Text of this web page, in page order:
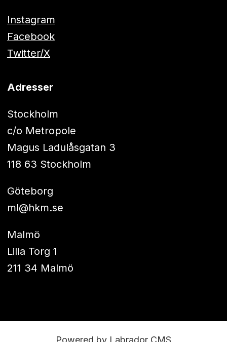
Instagram
Facebook
Twitter/X
Adresser
Stockholm
c/o Metropole
Magus Ladulåsgatan 3
118 63 Stockholm
Göteborg
ml@hkm.se
Malmö
Lilla Torg 1
211 34 Malmö
Powered by Labrador CMS